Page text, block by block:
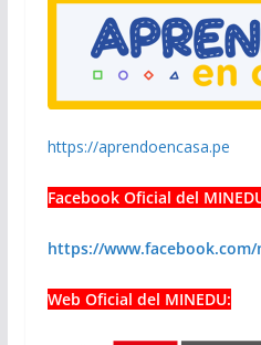
https://aprendoencasa.pe
Facebook Oficial del
https://
Web Oficial del MINEDU: